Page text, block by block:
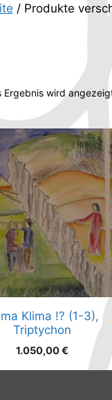
/ Produkte
Ergebnis wird
Klima !? (1-3),
Triptychon
1.050,00€